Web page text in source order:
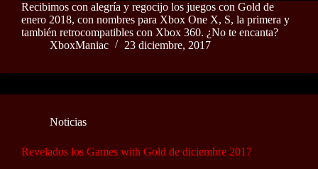
Recibimos con alegría y regocijo los juegos con Gold de
enero 2018, con nombres para Xbox One X, S, la primera y
también retrocompatibles con Xbox 360. ¿No te encanta?
XboxManiac
23 diciembre, 2017
Noticias
Revelados los Games with Gold de diciembre 2017